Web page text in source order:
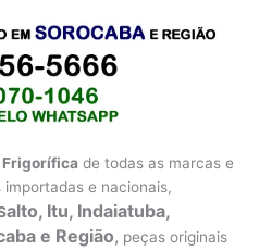
Frigorífica de todas as marcas e
e nacionais,
alto, Itu, Indaiatuba,
e Região, peças originais